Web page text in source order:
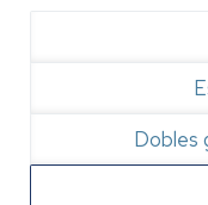
Dobles